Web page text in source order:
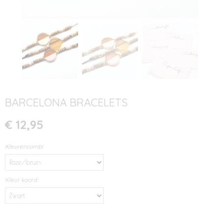
BARCELONA BRACELETS
€ 12,95
Kleurencombi
Kleur koord